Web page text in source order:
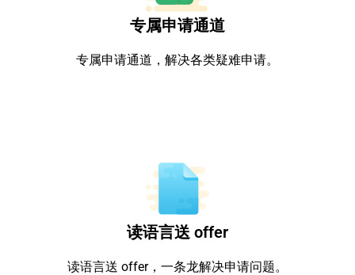
专属申请通道
专属申请通道，解决各类疑难申请。
读语言送 offer
读语言送 offer，一条龙解决申请问题。